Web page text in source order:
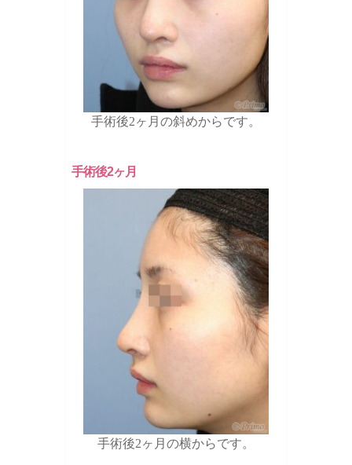
手術後2ヶ月の斜めからです。
手術後2ヶ月
手術後2ヶ月の横からです。